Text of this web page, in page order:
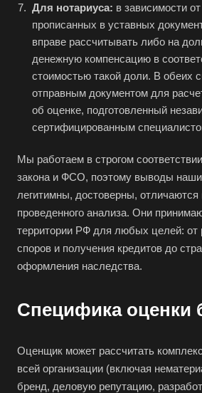
Для нотариуса: в зависимости
прописанных в уставных
вправе рассчитывать либо на
денежную компенсацию в
стоимостью такой доли. В обеих
отправным документом для
об оценке, подготовленный
сертифицированным
Мы работаем в строгом
закона и ФСО, поэтому выводы
легитимны, достоверны, отличаются
проведенного анализа. Они
территории РФ для любых целей:
споров и получения кредитов до
оформления наследства.
Специфика оценки
Оценщик может рассчитать
всей организации (включая
бренд, деловую репутацию,
Бор
Борзя
Борисоглебск
Боровичи
Братск
Бронницы
Брянск
Бугульма
Бугуруслан
Бузулук
Буй
Буйнакск
Валдай
Великие Луки
Великий Новгород